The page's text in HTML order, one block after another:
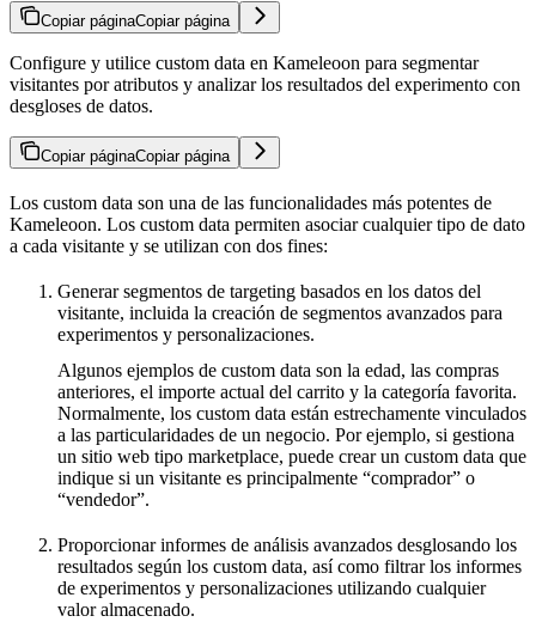
Copiar páginaCopiar página
Configure y utilice custom data en Kameleoon para segmentar
visitantes por atributos y analizar los resultados del experimento con
desgloses de datos.
Copiar páginaCopiar página
Los custom data son una de las funcionalidades más potentes de
Kameleoon. Los custom data permiten asociar cualquier tipo de dato
a cada visitante y se utilizan con dos fines:
Generar segmentos de targeting basados en los datos del
visitante, incluida la creación de segmentos avanzados para
experimentos y personalizaciones.
Algunos ejemplos de custom data son la edad, las compras
anteriores, el importe actual del carrito y la categoría favorita.
Normalmente, los custom data están estrechamente vinculados
a las particularidades de un negocio. Por ejemplo, si gestiona
un sitio web tipo marketplace, puede crear un custom data que
indique si un visitante es principalmente “comprador” o
“vendedor”.
Proporcionar informes de análisis avanzados desglosando los
resultados según los custom data, así como filtrar los informes
de experimentos y personalizaciones utilizando cualquier
valor almacenado.